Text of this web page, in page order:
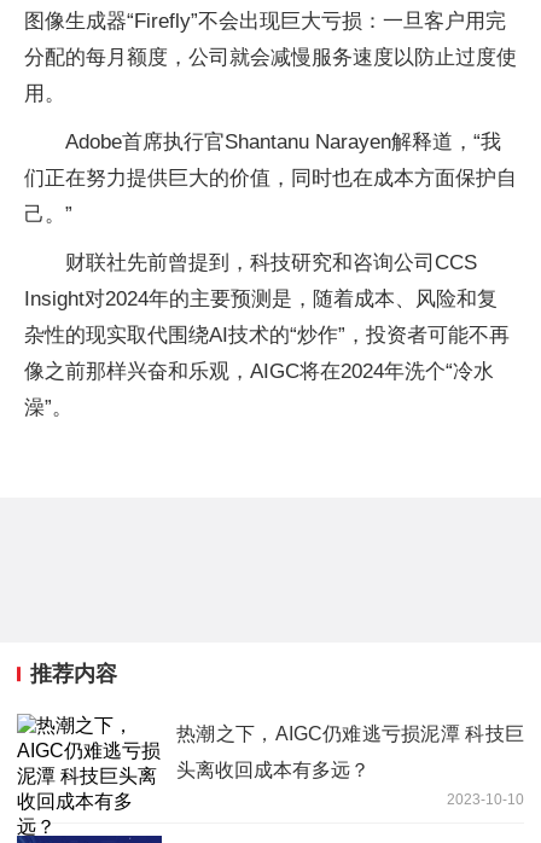
图像生成器“Firefly”不会出现巨大亏损：一旦客户用完
分配的每月额度，公司就会减慢服务速度以防止过度使
用。
Adobe首席执行官Shantanu Narayen解释道，“我
们正在努力提供巨大的价值，同时也在成本方面保护自
己。”
财联社先前曾提到，科技研究和咨询公司CCS
Insight对2024年的主要预测是，随着成本、风险和复
杂性的现实取代围绕AI技术的“炒作”，投资者可能不再
像之前那样兴奋和乐观，AIGC将在2024年洗个“冷水
澡”。
推荐内容
热潮之下，AIGC仍难逃亏损泥潭 科技巨
头离收回成本有多远？
2023-10-10